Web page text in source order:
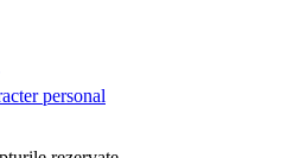
personal